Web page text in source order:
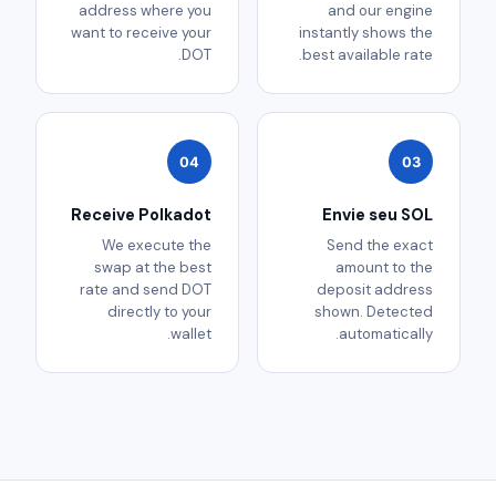
and our engine
instantly shows the
best available rate.
address where you
want to receive your
DOT.
03
Envie seu SOL
Send the exact
amount to the
deposit address
shown. Detected
automatically.
04
Receive Polkadot
We execute the
swap at the best
rate and send DOT
directly to your
wallet.